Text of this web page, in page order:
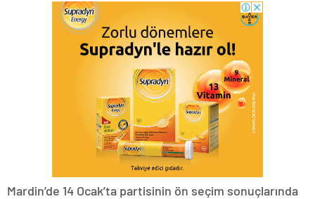
Mardin’de 14 Ocak’ta partisinin ön seçim sonuçlarında